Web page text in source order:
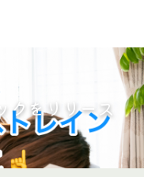
クをリリース